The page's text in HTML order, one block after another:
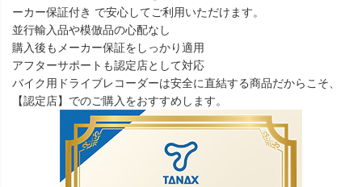
ーカー保証付き で安心してご利用いただけます。
並行輸入品や模倣品の心配なし
購入後もメーカー保証をしっかり適用
アフターサポートも認定店として対応
バイク用ドライブレコーダーは安全に直結する商品だからこそ、
【認定店】でのご購入をおすすめします。